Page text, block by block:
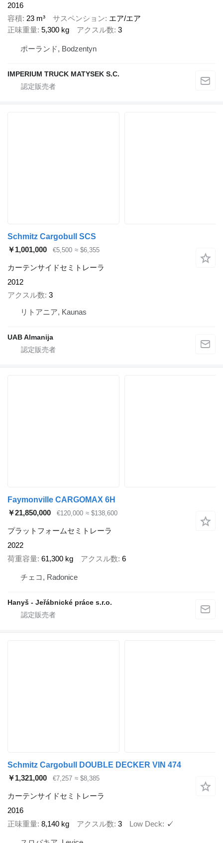
2016
容積 23 m³ サスペンション エア/エア
正味重量 5,300 kg アクスル数 3
ポーランド, Bodzentyn
IMPERIUM TRUCK MATYSEK S.C.
Schmitz Cargobull SCS
￥1,001,000
€5,500 ≈ $6,355
カーテンサイドセミトレーラ
2012
アクスル数 3
リトアニア, Kaunas
UAB Almanija
Faymonville CARGOMAX 6H
￥21,850,000
€120,000 ≈ $138,600
プラットフォームセミトレーラ
2022
荷重容量 61,300 kg アクスル数 6
チェコ, Radonice
Hanyš - Jeřábnické práce s.r.o.
Schmitz Cargobull DOUBLE DECKER VIN 474
￥1,321,000
€7,257 ≈ $8,385
カーテンサイドセミトレーラ
2016
正味重量 8,140 kg アクスル数 3 Low Deck ✓